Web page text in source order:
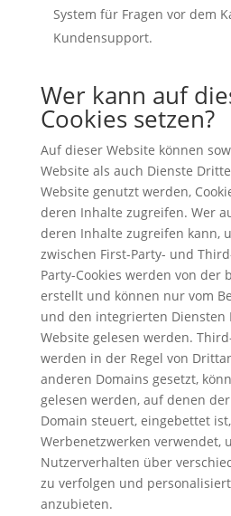
System für Fragen vor dem
Kundensupport.
Wer kann auf
Cookies setzen?
Auf dieser Website können
Website als auch Dienste
Website genutzt werden,
deren Inhalte zugreifen. Wer
deren Inhalte zugreifen kann,
zwischen First-Party- und
Party-Cookies werden von der
erstellt und können nur vom
und den integrierten
Website gelesen werden.
werden in der Regel von
anderen Domains gesetzt,
gelesen werden, auf denen
Domain steuert, eingebettet
Werbenetzwerken verwendet,
Nutzerverhalten über
zu verfolgen und
anzubieten.